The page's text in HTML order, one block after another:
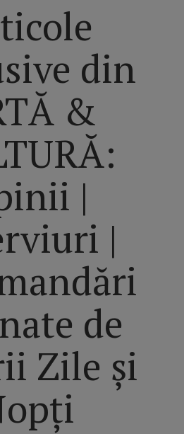
din
&
|
|
de
Zile și